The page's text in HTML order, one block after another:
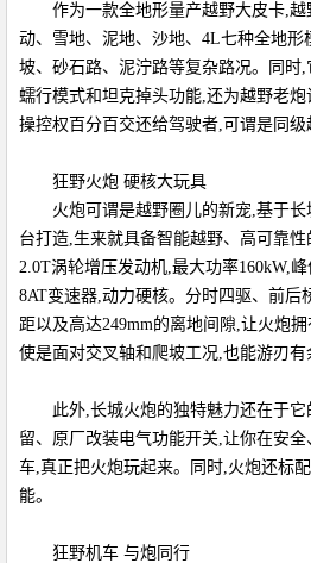
作为一款全地形量产越野大皮卡,
动、雪地、泥地、沙地、4L七种全地形
坡、砂石路、泥泞路等复杂路况。同时
蠕行模式和坦克掉头功能,还为越野老
操控权百分百交还给驾驶者,可谓是同级
狂野火炮 硬核大玩具
火炮可谓是越野圈儿的新宠,基于
台打造,生来就具备智能越野、高可靠
2.0T涡轮增压发动机,最大功率160kW,
8AT变速器,动力硬核。分时四驱、前后
距以及高达249mm的离地间隙,让火炮
使是面对交叉轴和爬坡工况,也能游刃有
此外,长城火炮的独特魅力还在于
留、原厂改装电气功能开关,让你在安
车,真正把火炮玩起来。同时,火炮还标
能。
狂野机车 与炮同行